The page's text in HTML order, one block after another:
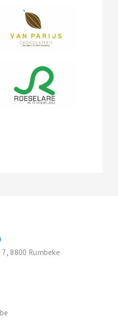
8800 Rumbeke